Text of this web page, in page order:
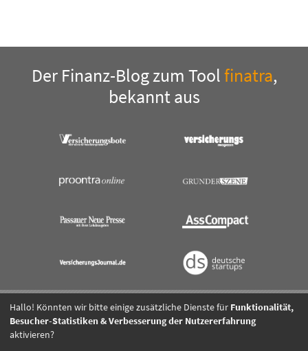
Der Finanz-Blog zum Toolfinatra,
bekannt aus
Kontakt Impressum AGB Datenschutz Presse
Hallo! Könnten wir bitte einige zusätzliche Dienste für Funktionalität,
Besucher-Statistiken & Verbesserung der Nutzererfahrung
aktivieren?